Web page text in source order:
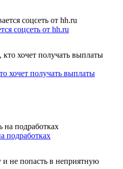
соцсеть от hh.ru
хочет получать выплаты
подработках